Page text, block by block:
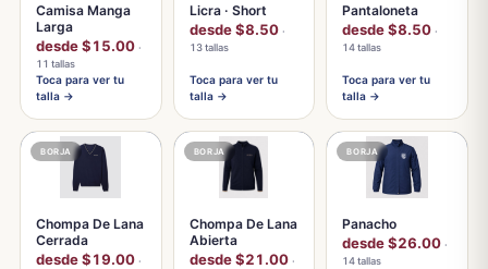
Camisa Manga
Larga
desde $15.00 ·
11 tallas
Toca para ver tu
talla →
Licra · Short
desde $8.50 ·
13 tallas
Toca para ver tu
talla →
Pantaloneta
desde $8.50 ·
14 tallas
Toca para ver tu
talla →
BORJA
Chompa De Lana
Cerrada
desde $19.00 ·
BORJA
Chompa De Lana
Abierta
desde $21.00 ·
BORJA
Panacho
desde $26.00 ·
14 tallas